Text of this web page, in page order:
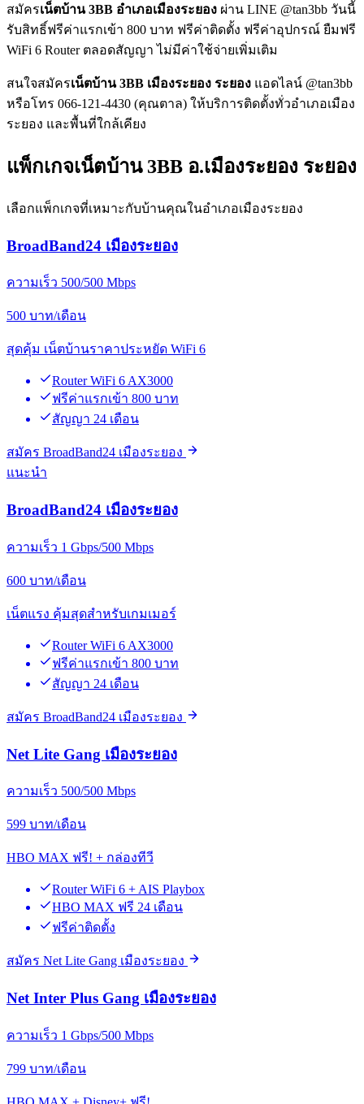
สมัครเน็ตบ้าน 3BB อำเภอเมืองระยอง ผ่าน LINE @tan3bb วันนี้
รับสิทธิ์ฟรีค่าแรกเข้า 800 บาท ฟรีค่าติดตั้ง ฟรีค่าอุปกรณ์ ยืมฟรี
WiFi 6 Router ตลอดสัญญา ไม่มีค่าใช้จ่ายเพิ่มเติม
สนใจสมัครเน็ตบ้าน 3BB เมืองระยอง ระยอง แอดไลน์ @tan3bb
หรือโทร 066-121-4430 (คุณตาล) ให้บริการติดตั้งทั่วอำเภอเมือง
ระยอง และพื้นที่ใกล้เคียง
แพ็กเกจเน็ตบ้าน 3BB อ.เมืองระยอง ระยอง
เลือกแพ็กเกจที่เหมาะกับบ้านคุณในอำเภอเมืองระยอง
BroadBand24 เมืองระยอง
ความเร็ว 500/500 Mbps
500 บาท/เดือน
สุดคุ้ม เน็ตบ้านราคาประหยัด WiFi 6
Router WiFi 6 AX3000
ฟรีค่าแรกเข้า 800 บาท
สัญญา 24 เดือน
สมัคร BroadBand24 เมืองระยอง
แนะนำ
BroadBand24 เมืองระยอง
ความเร็ว 1 Gbps/500 Mbps
600 บาท/เดือน
เน็ตแรง คุ้มสุดสำหรับเกมเมอร์
Router WiFi 6 AX3000
ฟรีค่าแรกเข้า 800 บาท
สัญญา 24 เดือน
สมัคร BroadBand24 เมืองระยอง
Net Lite Gang เมืองระยอง
ความเร็ว 500/500 Mbps
599 บาท/เดือน
HBO MAX ฟรี! + กล่องทีวี
Router WiFi 6 + AIS Playbox
HBO MAX ฟรี 24 เดือน
ฟรีค่าติดตั้ง
สมัคร Net Lite Gang เมืองระยอง
Net Inter Plus Gang เมืองระยอง
ความเร็ว 1 Gbps/500 Mbps
799 บาท/เดือน